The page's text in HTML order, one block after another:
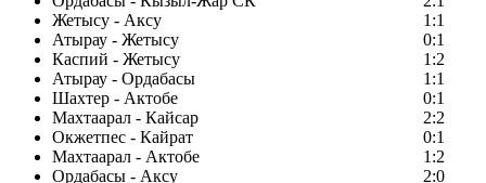
Жетысу - Аксу
1:1
Атырау - Жетысу
0:1
Каспий - Жетысу
1:2
Атырау - Ордабасы
1:1
Шахтер - Актобе
0:1
Махтаарал - Кайсар
2:2
Окжетпес - Кайрат
0:1
Махтаарал - Актобе
1:2
Ордабасы - Аксу
2:0